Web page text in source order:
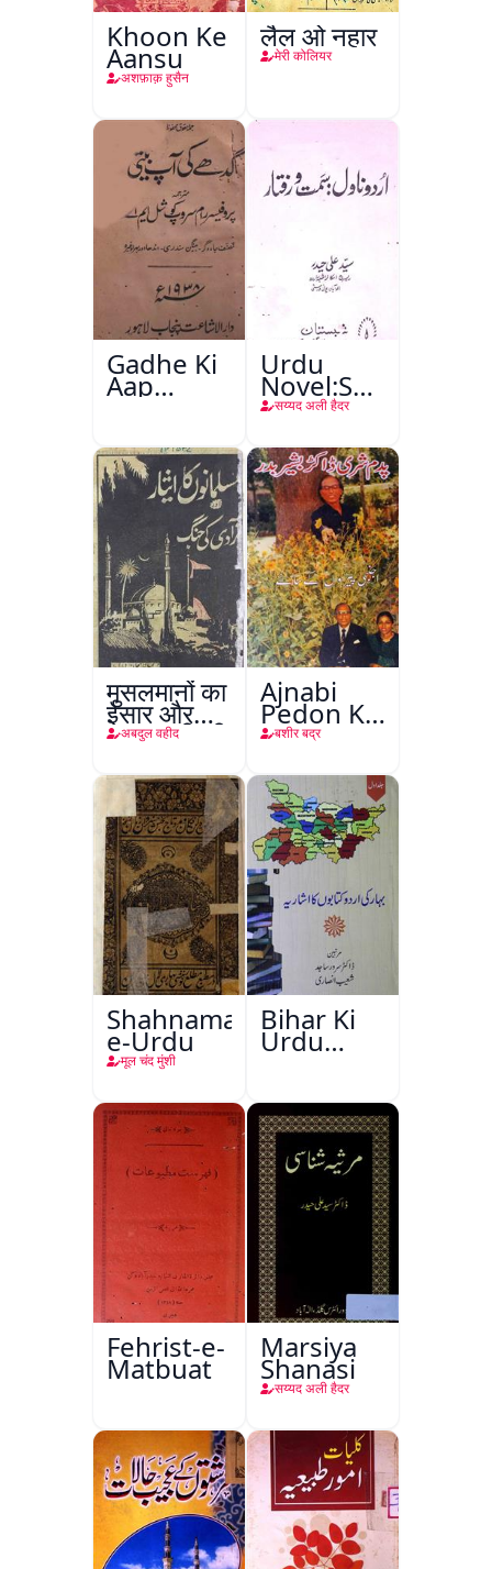
Khoon Ke
Aansu
अशफ़ाक़ हुसैन
लैल ओ नहार
मेरी कोलियर
Gadhe Ki
Aap
Beetee
Urdu
Novel:Samt-
o-Raftar
सय्यद अली हैदर
मुसलमानों का
ईसार और
अाज़ादी की
अबदुल वहीद
Ajnabi
Pedon Ke
Saye
बशीर बद्र
Shahnama-
e-Urdu
मूल चंद मुंशी
Bihar Ki
Urdu
Kitabon
Ishariya
Fehrist-e-
Matbuat
Marsiya
Shanasi
सय्यद अली हैदर